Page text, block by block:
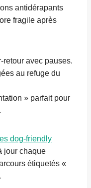
antidérapants
fragile après
retour avec pauses.
au refuge du
» parfait pour
dog-friendly
jour chaque
étiquetés «